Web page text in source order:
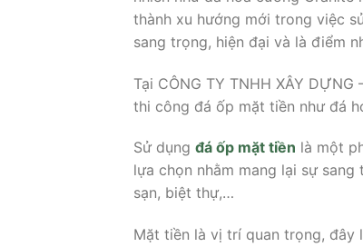
thành xu hướng mới trong việc
sang trọng, hiện đại và là điểm
Tại CÔNG TY TNHH XÂY
thi công đá ốp mặt tiền như đá
Sử dụng đá ốp mặt tiền là một
lựa chọn nhằm mang lại sự
sạn, biệt thự,…
Mặt tiền là vị trí quan trọng, đây